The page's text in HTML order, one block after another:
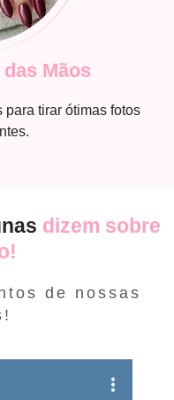
Mãos
tirar ótimas fotos
dizem sobre
de nossas